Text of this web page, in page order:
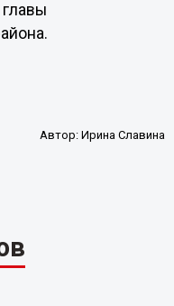
главы
Автор:Ирина Славина